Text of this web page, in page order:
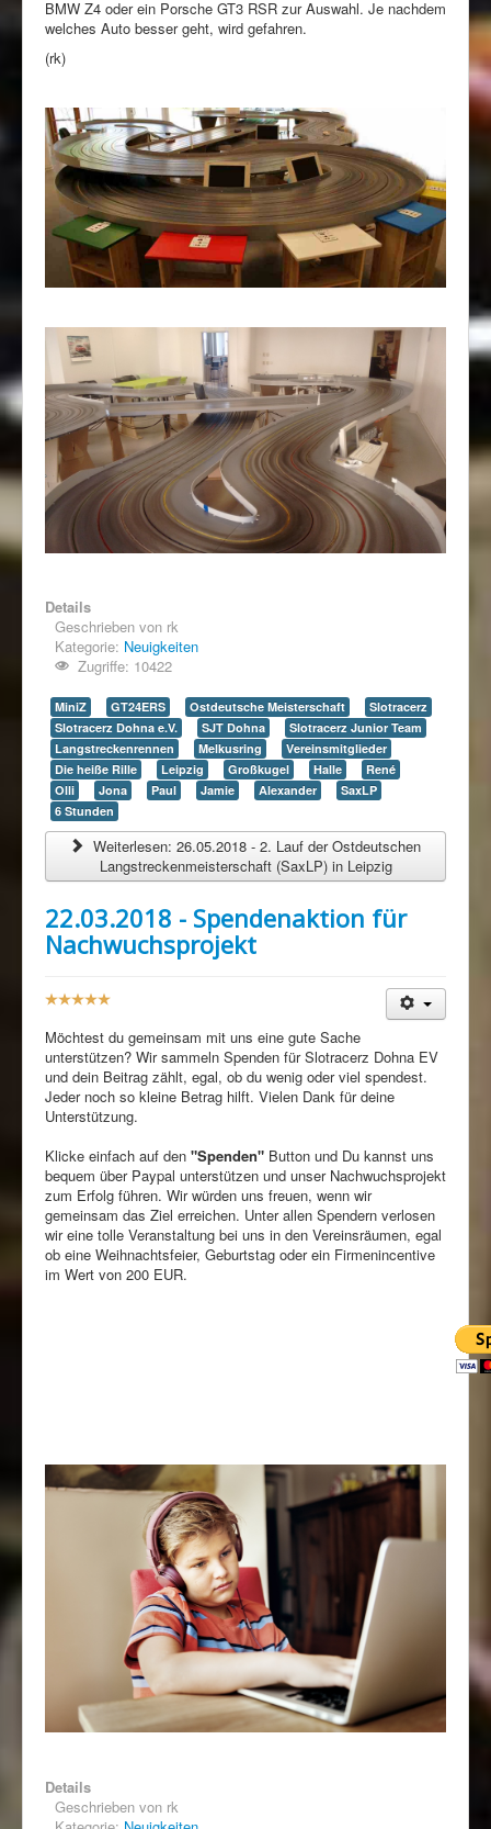
BMW Z4 oder ein Porsche GT3 RSR zur Auswahl. Je nachdem
welches Auto besser geht, wird gefahren.
(rk)
Details
Geschrieben von rk
Kategorie: Neuigkeiten
Zugriffe: 10422
MiniZ GT24ERS Ostdeutsche Meisterschaft
Slotracerz
Slotracerz Dohna e.V.
SJT Dohna
Slotracerz Junior Team
Langstreckenrennen
Melkusring
Vereinsmitglieder
Die heiße Rille
Leipzig Großkugel Halle
René
Olli
Jona Paul Jamie Alexander
SaxLP
6 Stunden
Weiterlesen: 26.05.2018 - 2. Lauf der Ostdeutschen
Langstreckenmeisterschaft (SaxLP) in Leipzig
22.03.2018 - Spendenaktion für
Nachwuchsprojekt
B
w
e
r
t
u
g
:
5
/
Möchtest du gemeinsam mit uns eine gute Sache
unterstützen? Wir sammeln Spenden für Slotracerz Dohna EV
und dein Beitrag zählt, egal, ob du wenig oder viel spendest.
Jeder noch so kleine Betrag hilft. Vielen Dank für deine
Unterstützung.
Klicke einfach auf den "Spenden" Button und Du kannst uns
bequem über Paypal unterstützen und unser Nachwuchsprojekt
zum Erfolg führen. Wir würden uns freuen, wenn wir
gemeinsam das Ziel erreichen. Unter allen Spendern verlosen
wir eine tolle Veranstaltung bei uns in den Vereinsräumen, egal
ob eine Weihnachtsfeier, Geburtstag oder ein Firmenincentive
im Wert von 200 EUR.
Details
Geschrieben von rk